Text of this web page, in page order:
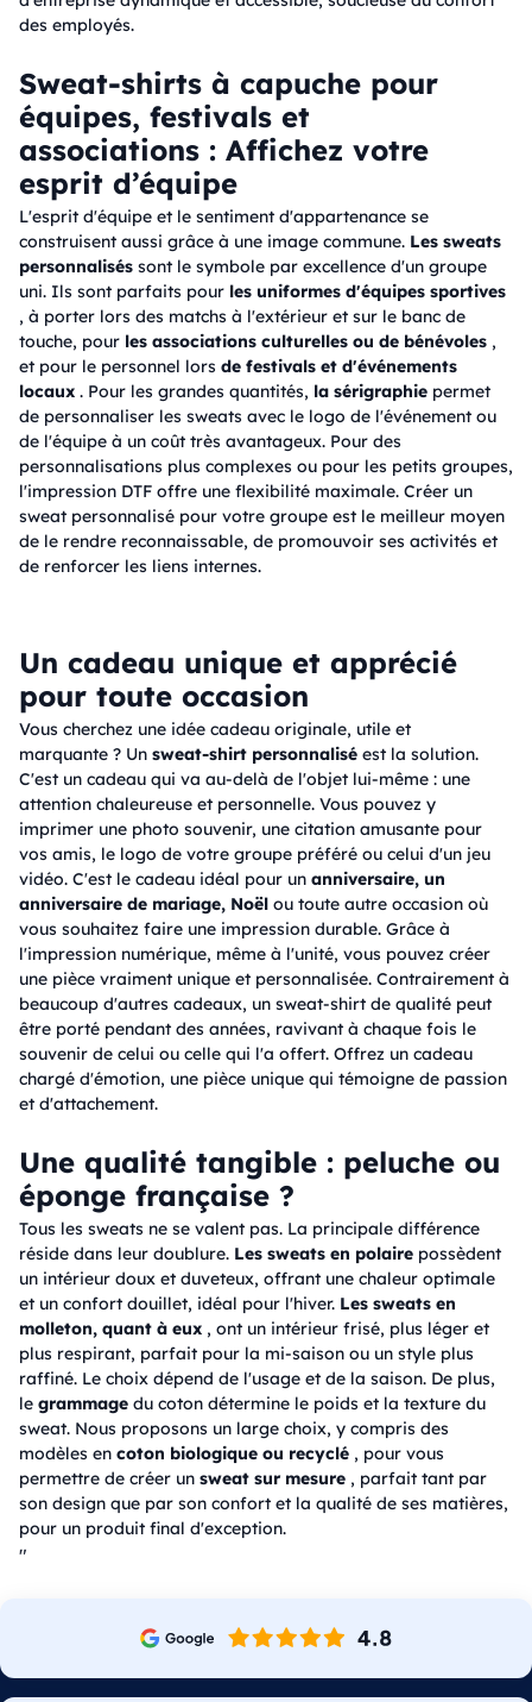
des employés.
Sweat-shirts à capuche pour
équipes, festivals et
associations : Affichez votre
esprit d’équipe
L'esprit d'équipe et le sentiment d'appartenance se
construisent aussi grâce à une image commune. Les sweats
personnalisés sont le symbole par excellence d'un groupe
uni. Ils sont parfaits pour les uniformes d'équipes sportives
, à porter lors des matchs à l'extérieur et sur le banc de
touche, pour les associations culturelles ou de bénévoles ,
et pour le personnel lors de festivals et d'événements
locaux . Pour les grandes quantités, la sérigraphie permet
de personnaliser les sweats avec le logo de l'événement ou
de l'équipe à un coût très avantageux. Pour des
personnalisations plus complexes ou pour les petits groupes,
l'impression DTF offre une flexibilité maximale. Créer un
sweat personnalisé pour votre groupe est le meilleur moyen
de le rendre reconnaissable, de promouvoir ses activités et
de renforcer les liens internes.
Un cadeau unique et apprécié
pour toute occasion
Vous cherchez une idée cadeau originale, utile et
marquante ? Un sweat-shirt personnalisé est la solution.
C'est un cadeau qui va au-delà de l'objet lui-même : une
attention chaleureuse et personnelle. Vous pouvez y
imprimer une photo souvenir, une citation amusante pour
vos amis, le logo de votre groupe préféré ou celui d'un jeu
vidéo. C'est le cadeau idéal pour un anniversaire, un
anniversaire de mariage, Noël ou toute autre occasion où
vous souhaitez faire une impression durable. Grâce à
l'impression numérique, même à l'unité, vous pouvez créer
une pièce vraiment unique et personnalisée. Contrairement à
beaucoup d'autres cadeaux, un sweat-shirt de qualité peut
être porté pendant des années, ravivant à chaque fois le
souvenir de celui ou celle qui l'a offert. Offrez un cadeau
chargé d'émotion, une pièce unique qui témoigne de passion
et d'attachement.
Une qualité tangible : peluche ou
éponge française ?
Tous les sweats ne se valent pas. La principale différence
réside dans leur doublure. Les sweats en polaire possèdent
un intérieur doux et duveteux, offrant une chaleur optimale
et un confort douillet, idéal pour l'hiver. Les sweats en
molleton, quant à eux , ont un intérieur frisé, plus léger et
plus respirant, parfait pour la mi-saison ou un style plus
raffiné. Le choix dépend de l'usage et de la saison. De plus,
le grammage du coton détermine le poids et la texture du
sweat. Nous proposons un large choix, y compris des
modèles en coton biologique ou recyclé , pour vous
permettre de créer un sweat sur mesure , parfait tant par
son design que par son confort et la qualité de ses matières,
pour un produit final d'exception.
"